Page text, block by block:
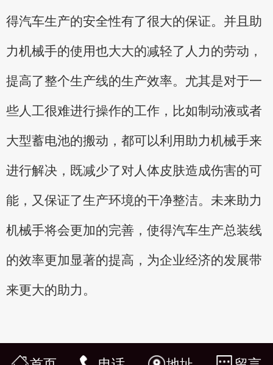
得汽车生产的安全性有了很大的保证。并且助
力机械手的使用也大大的减轻了人力的劳动，
提高了整个生产线的生产效率。尤其是对于一
些人工很难进行操作的工作，比如制动液或者
大型蓄电池的搬动，都可以利用助力机械手来
进行解决，既减少了对人体皮肤造成伤害的可
能，又保证了生产环境的干净整洁。未来助力
机械手将会更加的完善，使得汽车生产总装线
的效率更加显著的提高，为企业经济的发展带
来更大的助力。